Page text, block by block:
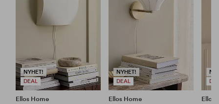
NYHET!
DEAL
Ellos Home
NYHET!
DEAL
Ellos Home
Ellos